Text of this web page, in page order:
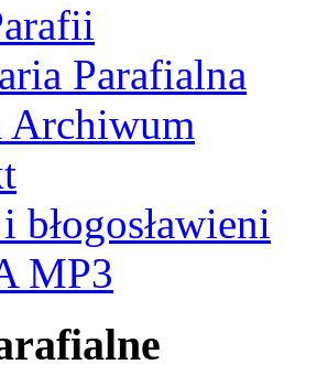
Parafialna
Archiwum
błogosławieni
MP3